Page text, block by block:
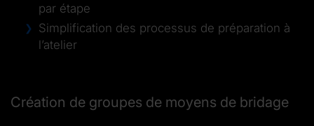
par étape
Simplification des processus de préparation à
l’atelier
Création de groupes de moyens de bridage